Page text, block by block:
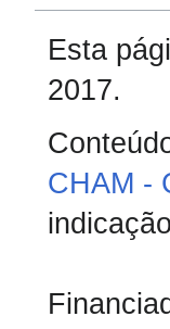
Esta
2017.
CHAM -